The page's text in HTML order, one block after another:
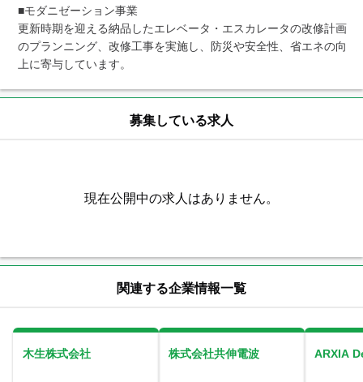
■モダニゼーション事業
更新時期を迎える納品したエレベータ・エスカレータの改修計画
のプランニング、改修工事を実施し、防災や安全性、省エネの向
上に寄与しています。
募集している求人
現在公開中の求人はありません。
関連する企業情報一覧
木生株式会社 株式会社共伸電波 ARXIA